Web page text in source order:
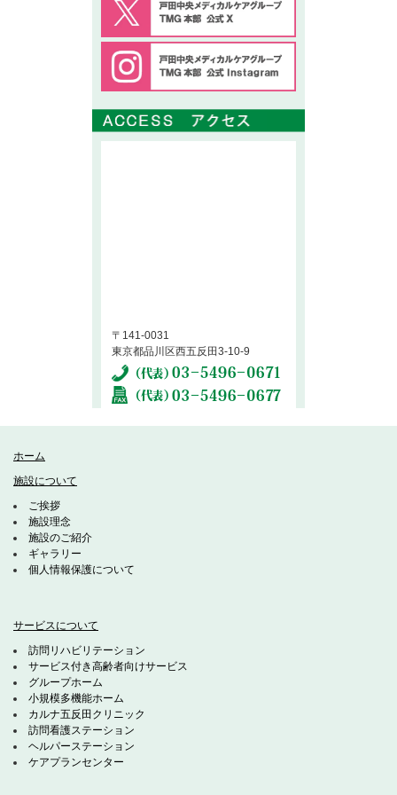
〒141-0031
東京都品川区西五反田3-10-9
ホーム
施設について
ご挨拶
施設理念
施設のご紹介
ギャラリー
個人情報保護について
サービスについて
訪問リハビリテーション
サービス付き高齢者向けサービス
グループホーム
小規模多機能ホーム
カルナ五反田クリニック
訪問看護ステーション
ヘルパーステーション
ケアプランセンター